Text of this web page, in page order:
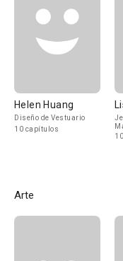
Helen Huang
Diseño de Vestuario
10 capítulos
Arte